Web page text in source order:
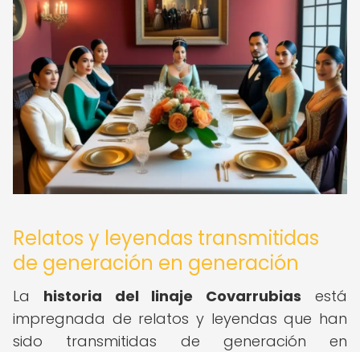
Relatos y leyendas transmitidas
de generación en generación
La historia del linaje Covarrubias está
impregnada de relatos y leyendas que han
sido transmitidas de generación en